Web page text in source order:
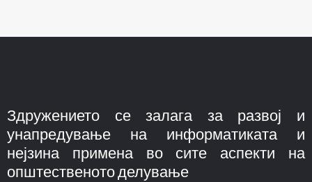
Здружението се залага за развој и
унапредување на информатиката и
нејзина примена во сите аспекти на
општественото делување